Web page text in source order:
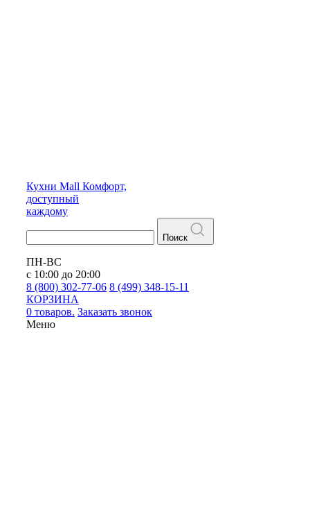
Кухни Mall Комфорт,
доступный
каждому
Поиск
ПН-ВС
с 10:00 до 20:00
8 (800) 302-77-06 8 (499) 348-15-11
КОРЗИНА
0 товаров. Заказать звонок
Меню